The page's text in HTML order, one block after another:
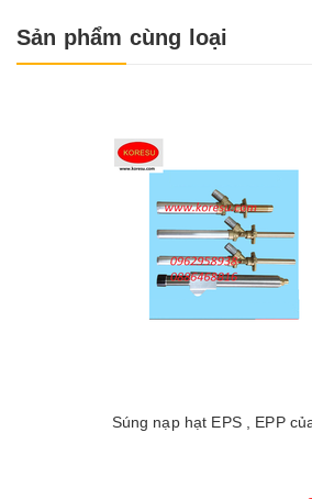
Sản phẩm cùng loại
Súng nạp hạt EPS ,